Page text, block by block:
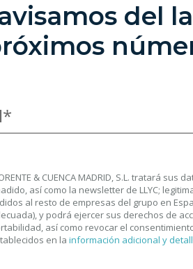
del
& CUENCA MADRID, S.L. tratará
así como la newsletter de LLYC;
al resto de empresas del grupo en
y podrá ejercer sus derechos de
así como revocar el
en la información adicional y